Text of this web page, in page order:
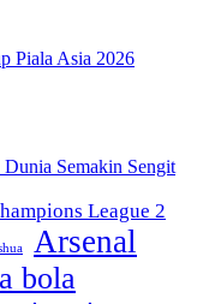
Piala Asia 2026
Semakin Sengit
League 2
Arsenal
bola